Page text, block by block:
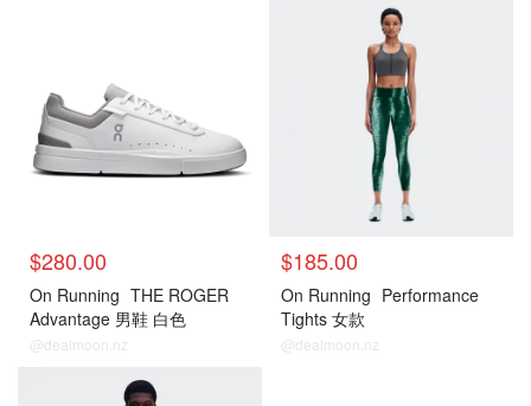
$280.00
On Running THE ROGER
Advantage 男鞋 白色
@dealmoon.nz
$185.00
On Running Performance
Tights 女款
@dealmoon.nz